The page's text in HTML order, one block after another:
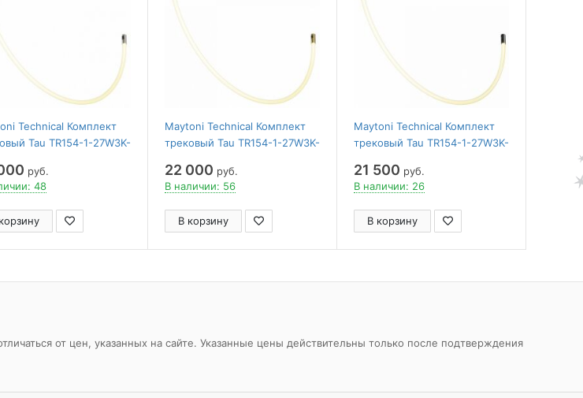
Technical Комплект
Tau TR154-1-27W3K-
руб.
48
Maytoni Technical Комплект
трековый Tau TR154-1-27W3K-
22 000 руб.
В наличии: 56
В корзину
Maytoni Technical Комплект
трековый Tau TR154-1-27W3K-
21 500 руб.
В наличии: 26
В корзину
от цен, указанных на сайте. Указанные цены действительны только после подтверждения